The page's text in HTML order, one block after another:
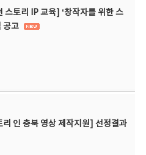
토리 IP 교육] ‘창작자를 위한 스
공고
인 충북 영상 제작지원] 선정결과